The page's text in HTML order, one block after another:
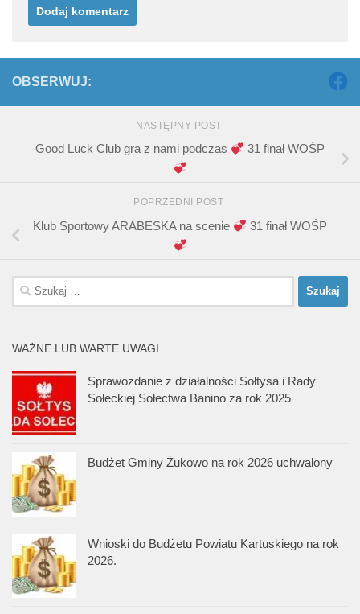
OBSERWUJ:
NASTĘPNY POST
Good Luck Club gra z nami podczas 31 finał WOŚP
POPRZEDNI POST
Klub Sportowy ARABESKA na scenie 31 finał WOŚP
Szukaj:
WAŻNE LUB WARTE UWAGI
Sprawozdanie z działalności Sołtysa i Rady
Sołeckiej Sołectwa Banino za rok 2025
Budżet Gminy Żukowo na rok 2026 uchwalony
Wnioski do Budżetu Powiatu Kartuskiego na rok
2026.